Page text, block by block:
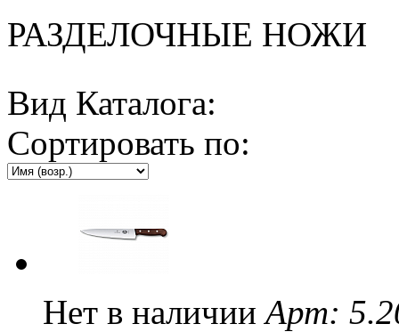
РАЗДЕЛОЧНЫЕ НОЖИ
Вид Каталога:
Сортировать по:
Нет в наличии Арт: